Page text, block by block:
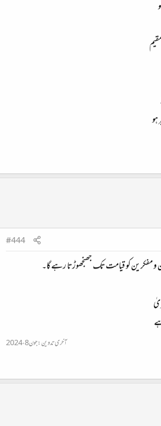
#444
کو قیامت تک جھنجھوڑتا رہے گا۔
آخری تدوین:جون 8، 2024